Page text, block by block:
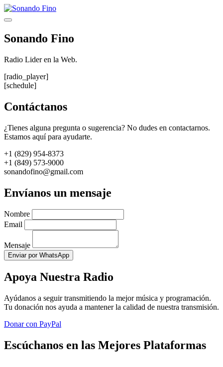
Saltar
al
Menú
Sonando Fino
Radio Lider en la Web.
[radio_player]
[schedule]
Contáctanos
¿Tienes alguna pregunta o sugerencia? No dudes en contactarnos.
Estamos aquí para ayudarte.
+1 (829) 954-8373
+1 (849) 573-9000
sonandofino@gmail.com
Envíanos un mensaje
Nombre
Email
Mensaje
Enviar por WhatsApp
Apoya Nuestra Radio
Ayúdanos a seguir transmitiendo la mejor música y programación.
Tu donación nos ayuda a mantener la calidad de nuestra transmisión.
Donar con PayPal
Escúchanos en las Mejores Plataformas